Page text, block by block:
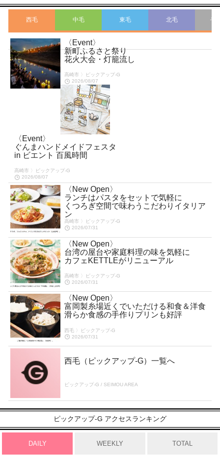
西毛 中毛 東毛 北毛 そ
〈Event〉
新町ふるさと祭り
花火大会・灯籠流し
高崎市 〉ピックアップ-G
2026/08/07
〈Event〉
ぐんまハンドメイドフェスタ
in ビエント 百風時間
高崎市 〉ピックアップ-G
2026/08/07
〈New Open〉
ランチはパスタをセットで気軽に
くつろぎ空間で味わうこだわりイタリア
ン
高崎市 〉ピックアップ-G
2026/07/31
〈New Open〉
台湾の屋台や家庭料理の味を気軽に
カフェKETTLEがリニューアル
高崎市 〉ピックアップ-G
2026/07/31
〈New Open〉
富岡製糸場近くでいただける和食＆洋食
滑らか食感の手作りプリンも好評
西毛 〉ピックアップ-G
2026/07/31
西毛（ピックアップ-G）一覧へ
ピックアップ-G / SEIMOU AREA
ピックアップ-G アクセスランキング
DAILY WEEKLY TOTAL